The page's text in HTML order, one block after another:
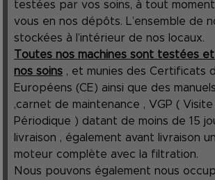
testées par vos soins, à tout
vous en nos dépôts. L’ensemble de
stockées à l’intérieur de nos locaux.
Toutes nos machines sont testées
nos soins , et munies des Certificats
Européens (CE) ainsi que des
,carnet de maintenance , VGP (
Périodique ) datant de moins de 15
livraison , également avant livraison
moteur complète avec la filtration.
Nous pouvons également nous